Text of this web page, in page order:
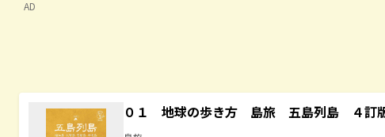
AD
０１ 地球の歩き方 島旅 五島列島 ４訂